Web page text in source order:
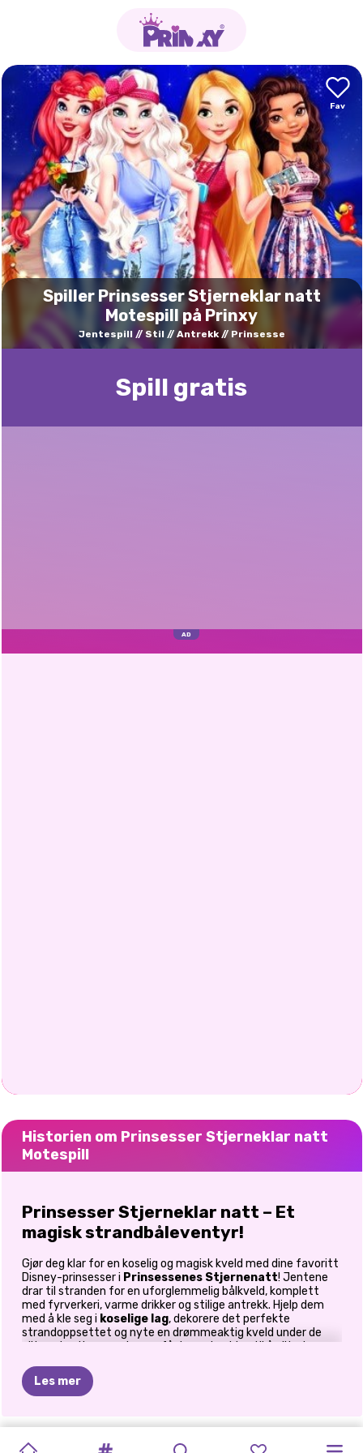
Spiller Prinsesser Stjerneklar natt
Motespill på Prinxy
Jentespill Stil Antrekk Prinsesse
Spill gratis
Historien om Prinsesser Stjerneklar natt
Motespill
Prinsesser Stjerneklar natt – Et
magisk strandbåleventyr!
Gjør deg klar for en koselig og magisk kveld med dine favoritt
Disney-prinsesser i Prinsessenes Stjernenatt! Jentene
drar til stranden for en uforglemmelig bålkveld, komplett
med fyrverkeri, varme drikker og stilige antrekk. Hjelp dem
med å kle seg i koselige lag, dekorere det perfekte
strandoppsettet og nyte en drømmeaktig kveld under de
glitrende stjernene. La oss få denne kvelden til å glitre!
Kle deg opp for en koselig kveld på
stranden!
Når solen går ned, forvandles stranden til et magisk sted, og
prinsessene trenger
de perfekte antrekkene
for en stilig
Les mer
KJENDISENS
DRESS-UP
PRINCESS SKURKER ELIZA